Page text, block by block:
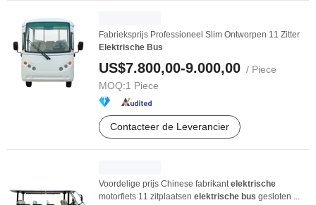
Fabrieksprijs Professioneel Slim Ontworpen 11 Zitter
Elektrische Bus
US$7.800,00-9.000,00 / Piece
MOQ:1 Piece
Contacteer de Leverancier
Voordelige prijs Chinese fabrikantelektrische
motorfiets 11 zitplaatsen elektrische bus gesloten ...